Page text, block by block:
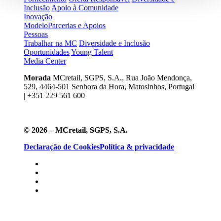
Inclusão Apoio à Comunidade
Inovação
ModeloParcerias e Apoios
Pessoas
Trabalhar na MC Diversidade e Inclusão
OportunidadesYoung Talent
Media Center
Morada MCretail, SGPS, S.A., Rua João Mendonça,
529, 4464-501 Senhora da Hora, Matosinhos, Portugal
| +351 229 561 600
© 2026 – MCretail, SGPS, S.A.
Declaração de CookiesPolítica & privacidade